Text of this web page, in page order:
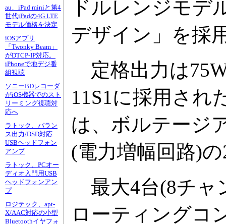
au、iPad miniと第4
世代iPadの4G LTE
モデル価格を決定
iOSアプリ
「Twonky Beam」
がDTCP-IP対応。
iPhoneで地デジ番
組視聴
ソニーBDレコーダ
がiOS機器でのスト
リーミング視聴対
応へ
ラトック、バラン
ス出力/DSD対応
USBヘッドフォン
アンプ
ラトック、PCオー
ディオ入門用USB
ヘッドフォンアン
プ
ロジテック、apt-
X/AAC対応の小型
Bluetoothイヤフォ
ドルレンジモデ
デザイン」を採
定格出力は
11S1に採用され
は、ボルテージ
(電力増幅回路)
最大4台(8チャ
ローティングコ